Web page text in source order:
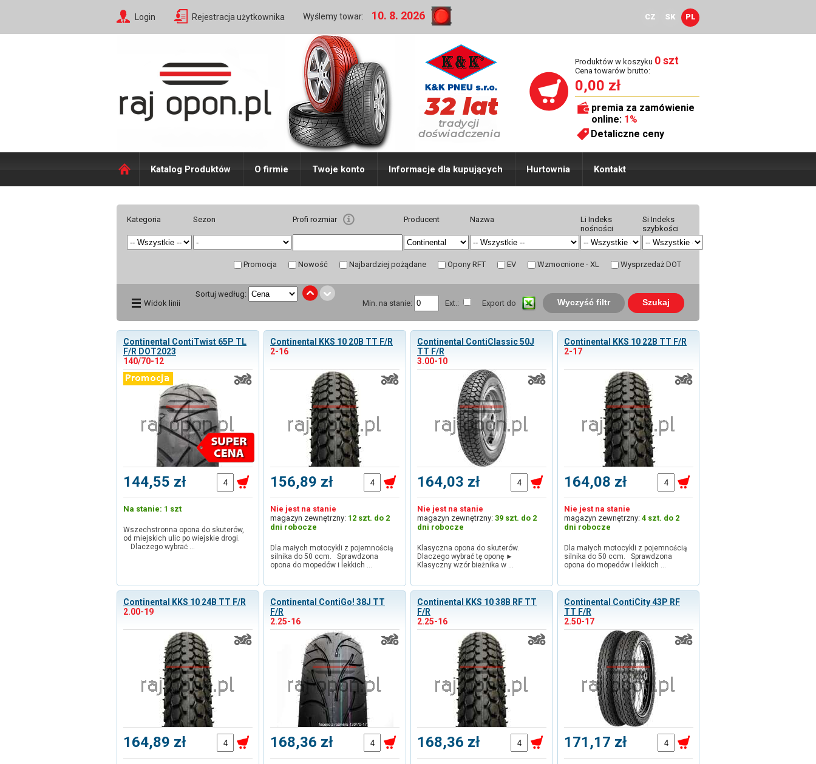
Login Rejestracja użytkownika Wyślemy towar: 10. 8. 2026 CZ SK PL
Produktów w koszyku 0 szt
Cena towarów brutto:
0,00 zł
premia za zamówienie
online: 1%
Detaliczne ceny
Katalog Produktów O firmie Twoje konto Informacje dla kupujących Hurtownia Kontakt
Kategoria Sezon Profi rozmiar Producent Nazwa
Li Indeks
nośności
Si Indeks
szybkości
Promocja Nowość Najbardziej pożądane Opony RFT EV Wzmocnione - XL Wysprzedaż DOT
Szukaj
Wyczyść filtr
Export do
Ext.:
Min. na stanie:
Widok linii
Sortuj według:
Continental ContiTwist 65P TL
F/R DOT2023
140/70-12
144,55 zł
Na stanie: 1 szt
Wszechstronna opona do skuterów,
od miejskich ulic po wiejskie drogi.
Dlaczego wybrać …
Continental KKS 10 20B TT F/R
2-16
156,89 zł
Nie jest na stanie
magazyn zewnętrzny: 12 szt. do 2
dni robocze
Dla małych motocykli z pojemnością
silnika do 50 ccm. Sprawdzona
opona do mopedów i lekkich …
Continental ContiClassic 50J
TT F/R
3.00-10
164,03 zł
Nie jest na stanie
magazyn zewnętrzny: 39 szt. do 2
dni robocze
Klasyczna opona do skuterów.
Dlaczego wybrać tę oponę ►
Klasyczny wzór bieżnika w …
Continental KKS 10 22B TT F/R
2-17
164,08 zł
Nie jest na stanie
magazyn zewnętrzny: 4 szt. do 2
dni robocze
Dla małych motocykli z pojemnością
silnika do 50 ccm. Sprawdzona
opona do mopedów i lekkich …
Continental KKS 10 24B TT F/R
2.00-19
164,89 zł
Continental ContiGo! 38J TT
F/R
2.25-16
168,36 zł
Continental KKS 10 38B RF TT
F/R
2.25-16
168,36 zł
Continental ContiCity 43P RF
TT F/R
2.50-17
171,17 zł